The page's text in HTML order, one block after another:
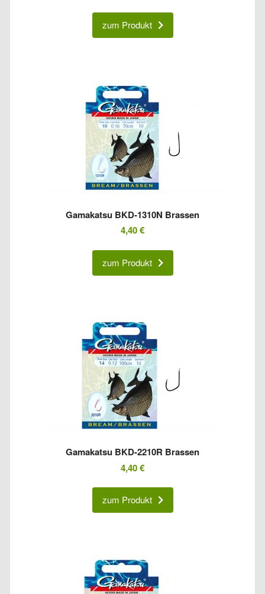
zum Produkt
Gamakatsu BKD-1310N Brassen
4,40€
zum Produkt
Gamakatsu BKD-2210R Brassen
4,40€
zum Produkt